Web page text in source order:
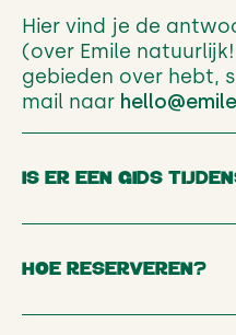
Hier vind je de
(over Emile
gebieden over hebt,
mail naar
IS ER EEN GIDS
HOE RESERVEREN?